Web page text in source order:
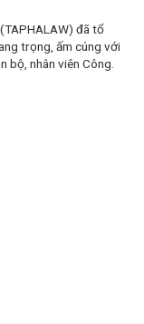
đã tổ
trọng, ấm cúng với
bộ, nhân viên Công.